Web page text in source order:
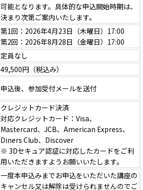
可能となります。具体的な申込開始時期は、
決まり次第ご案内いたします。
第1回：2026年4月23日（木曜日）17:00
第2回：2026年8月28日（金曜日）17:00
定員なし
49,500円（税込み）
申込後、参加受付メールを送付
クレジットカード決済
対応クレジットカード：Visa、
Mastercard、JCB、American Express、
Diners Club、Discover
※ 3Dセキュア認証に対応したカードをご利
用いただきますようお願いいたします。
一度本申込みまでお申込をいただいた講座の
キャンセル又は解除は受けられませんのでご